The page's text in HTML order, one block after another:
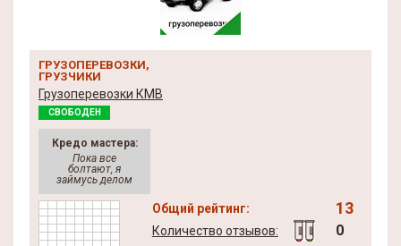
ГРУЗОПЕРЕВОЗКИ,
ГРУЗЧИКИ
Грузоперевозки КМВ
СВОБОДЕН
Кредо мастера:
Пока все
болтают, я
займусь делом
Общий рейтинг: 13
Количество отзывов: 0